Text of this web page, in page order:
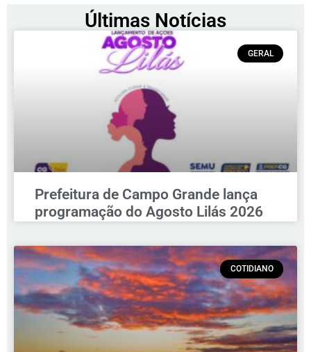
Últimas Notícias
GERAL
Prefeitura de Campo Grande lança
programação do Agosto Lilás 2026
COTIDIANO